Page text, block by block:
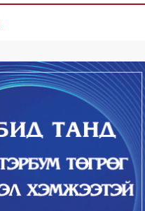
2026/08/07
2026/08/07
Автомашины улсын дугаар
сондгой тоогоор төгссөн ...
Улаанбаатарт өдөртөө 30 хэм